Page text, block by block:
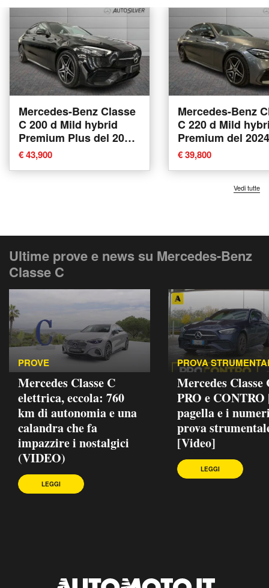
Mercedes-Benz Classe
C 200 d Mild hybrid
Premium Plus del 2024
usata a Verona
€ 43,900
Mercedes-Benz
C 220 d Mild
Premium del 2024
usata a Verona
€ 39,800
Vedi tutte
Ultime prove e news su Mercedes-Benz
Classe C
PROVE
Mercedes Classe C
elettrica, eccola: 760
km di autonomia e una
calandra che fa
impazzire i nostalgici
(VIDEO)
LEGGI
PROVA
Mercedes Classe
PRO e CONTRO
pagella e i
prova
[Video]
LEGGI